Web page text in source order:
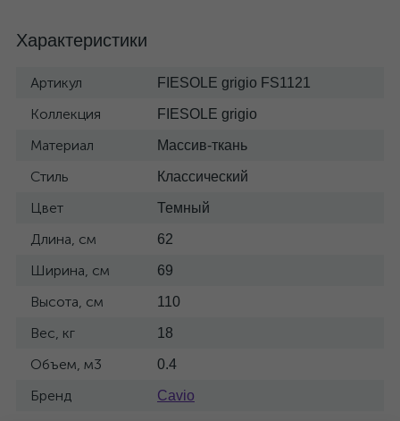
Характеристики
Артикул FIESOLE grigio FS1121
Коллекция FIESOLE grigio
Материал Массив-ткань
Стиль Классический
Цвет Темный
Длина, см 62
Ширина, см 69
Высота, см 110
Вес, кг 18
Объем, м3 0.4
Бренд Cavio